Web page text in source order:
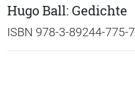
Hugo Ball: Gedichte
ISBN 978-3-89244-775-7